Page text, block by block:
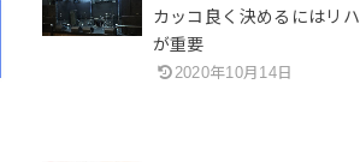
カッコ良く決めるにはリハ
が重要
2020年10月14日